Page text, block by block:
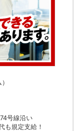
号線沿い
も規定支給！